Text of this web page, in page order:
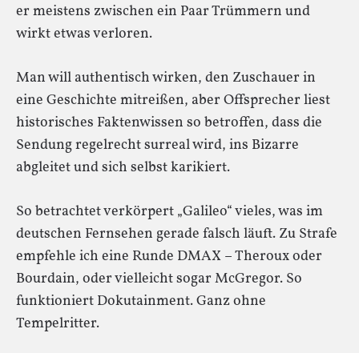
er meistens zwischen ein Paar Trümmern und
wirkt etwas verloren.
Man will authentisch wirken, den Zuschauer in
eine Geschichte mitreißen, aber Offsprecher liest
historisches Faktenwissen so betroffen, dass die
Sendung regelrecht surreal wird, ins Bizarre
abgleitet und sich selbst karikiert.
So betrachtet verkörpert „Galileo“ vieles, was im
deutschen Fernsehen gerade falsch läuft. Zu Strafe
empfehle ich eine Runde DMAX – Theroux oder
Bourdain, oder vielleicht sogar McGregor. So
funktioniert Dokutainment. Ganz ohne
Tempelritter.